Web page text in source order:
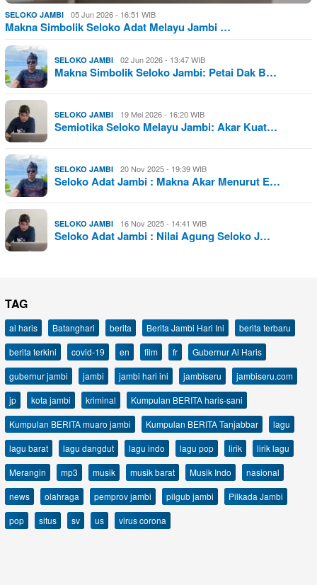
SELOKO JAMBI 05 Jun 2026 - 16:51 WIB
Makna Simbolik Seloko Adat Melayu Jambi …
SELOKO JAMBI 02 Jun 2026 - 13:47 WIB
Makna Simbolik Seloko Jambi: Petai Dak B…
SELOKO JAMBI 19 Mei 2026 - 16:20 WIB
Semiotika Seloko Melayu Jambi: Akar Kuat…
SELOKO JAMBI 20 Nov 2025 - 19:39 WIB
Seloko Adat Jambi : Makna Akar Menurut E…
SELOKO JAMBI 16 Nov 2025 - 14:41 WIB
Seloko Adat Jambi : Nilai Agung Seloko J…
TAG
al haris Batanghari berita Berita Jambi Hari Ini
berita terbaru
berita terkini
covid-19 en film fr
Gubernur Al Haris
gubernur jambi
jambi jambi hari ini jambiseru
jambiseru.com
jp
kota jambi kriminal
Kumpulan BERITA haris-sani
Kumpulan BERITA muaro jambi
Kumpulan BERITA Tanjabbar
lagu
lagu barat
lagu dangdut lagu indo lagu pop lirik
lirik lagu
Merangin
mp3 musik musik barat Musik Indo
nasional
news
olahraga pemprov jambi pilgub jambi
Pilkada Jambi
pop
situs sv us virus corona